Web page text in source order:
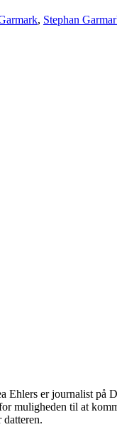
, Stephan
Ehlers er journalist på
muligheden til at
datteren.